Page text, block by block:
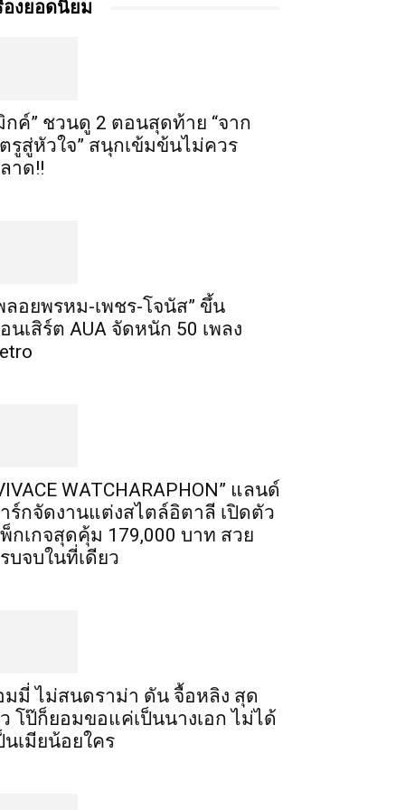
องยอดนิยม
กค์” ชวนดู 2 ตอนสุดท้าย “จาก
รูสู่หัวใจ” สนุกเข้มข้นไม่ควร
าด!!
ลอยพรหม-เพชร-โจนัส” ขึ้น
นเสิร์ต AUA จัดหนัก 50 เพลง
WATCHARAPHON” แลนด์
ร์กจัดงานแต่งสไตล์อิตาลี เปิดตัว
กเกจสุดคุ้ม 179,000 บาท สวย
บจบในที่เดียว
มมี่ ไม่สนดราม่า ดัน จื้อหลิง สุด
โป๊ก็ยอมขอแค่เป็นนางเอก ไม่ได้
นเมียน้อยใคร